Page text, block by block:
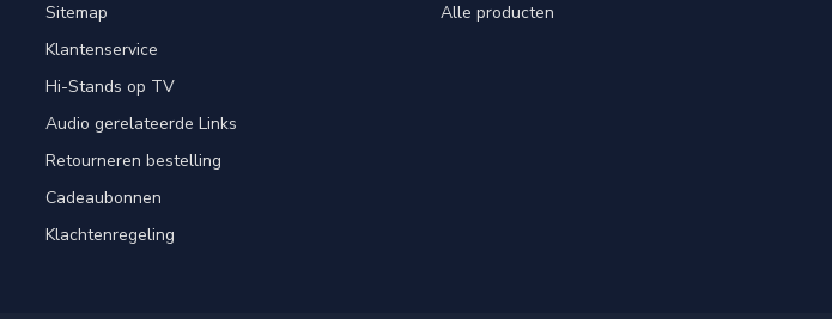
Sitemap
Klantenservice
Hi-Stands op TV
Audio gerelateerde Links
Retourneren bestelling
Cadeaubonnen
Klachtenregeling
Alle producten